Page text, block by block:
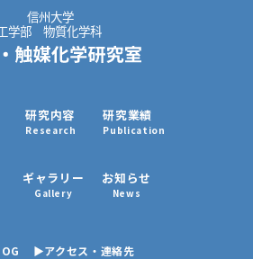
研究内容
Research
研究業績
Publication
ギャラリー
Gallery
お知らせ
News
▶アクセス・連絡先